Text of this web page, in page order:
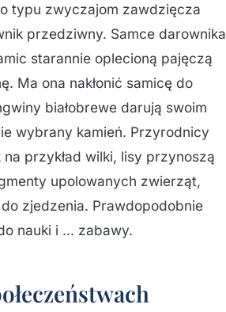
typu zwyczajom zawdzięcza
przedziwny. Samce darownika
starannie oplecioną pajęczą
Ma ona nakłonić samicę do
białobrewe darują swoim
wybrany kamień. Przyrodnicy
przykład wilki, lisy przynoszą
upolowanych zwierząt,
zjedzenia. Prawdopodobnie
nauki i … zabawy.